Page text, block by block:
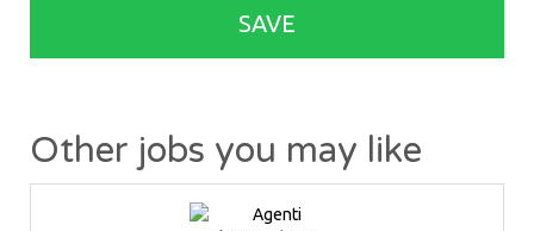
SAVE
Other jobs you may like